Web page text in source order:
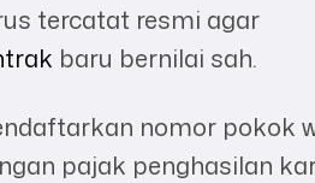
tercatat resmi agar
baru bernilai sah.
nomor pokok
pajak penghasilan